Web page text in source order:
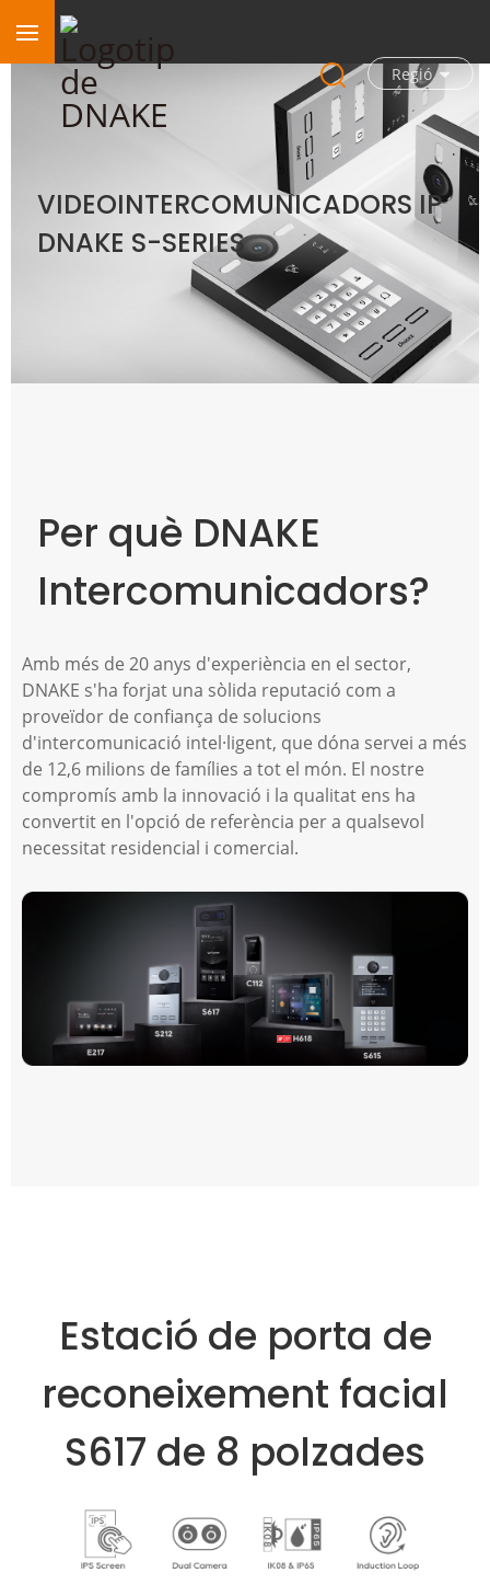
Regió
VIDEOINTERCOMUNICADORS IP
DNAKE S-SERIES
Per què DNAKE
Intercomunicadors?
Amb més de 20 anys d'experiència en el sector,
DNAKE s'ha forjat una sòlida reputació com a
proveïdor de confiança de solucions
d'intercomunicació intel·ligent, que dóna servei a més
de 12,6 milions de famílies a tot el món. El nostre
compromís amb la innovació i la qualitat ens ha
convertit en l'opció de referència per a qualsevol
necessitat residencial i comercial.
Estació de porta de
reconeixement facial
S617 de 8 polzades